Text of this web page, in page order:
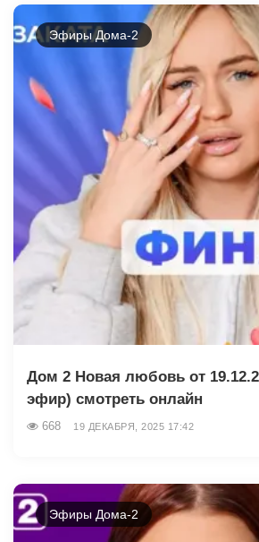
Эфиры Дома-2
Дом 2 Новая любовь от
эфир) смотреть онлайн
668 19 ДЕКАБРЯ, 2025 17:42
Эфиры Дома-2